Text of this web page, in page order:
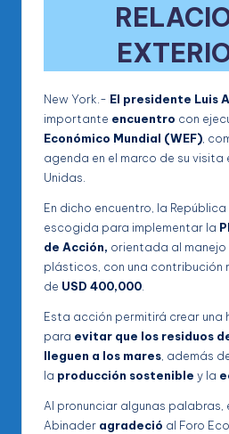
New York.- El presidente Luis
importante encuentro con
Económico Mundial (WEF) ,
agenda en el marco de su visita
Unidas.
En dicho encuentro, la
escogida para implementar la
de Acción, orientada al manejo
plásticos, con una contribución
de USD 400,000
Esta acción permitirá crear una
para evitar que los residuos
lleguen a los mares , además
la producción sostenible y la
Al pronunciar algunas palabras,
Abinader agradeció al Foro